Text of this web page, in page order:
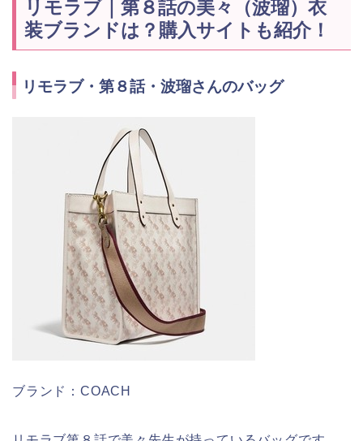
リモラブ｜第８話の美々（波瑠）衣
装ブランドは？購入サイトも紹介！
リモラブ・第８話・波瑠さんのバッグ
ブランド：COACH